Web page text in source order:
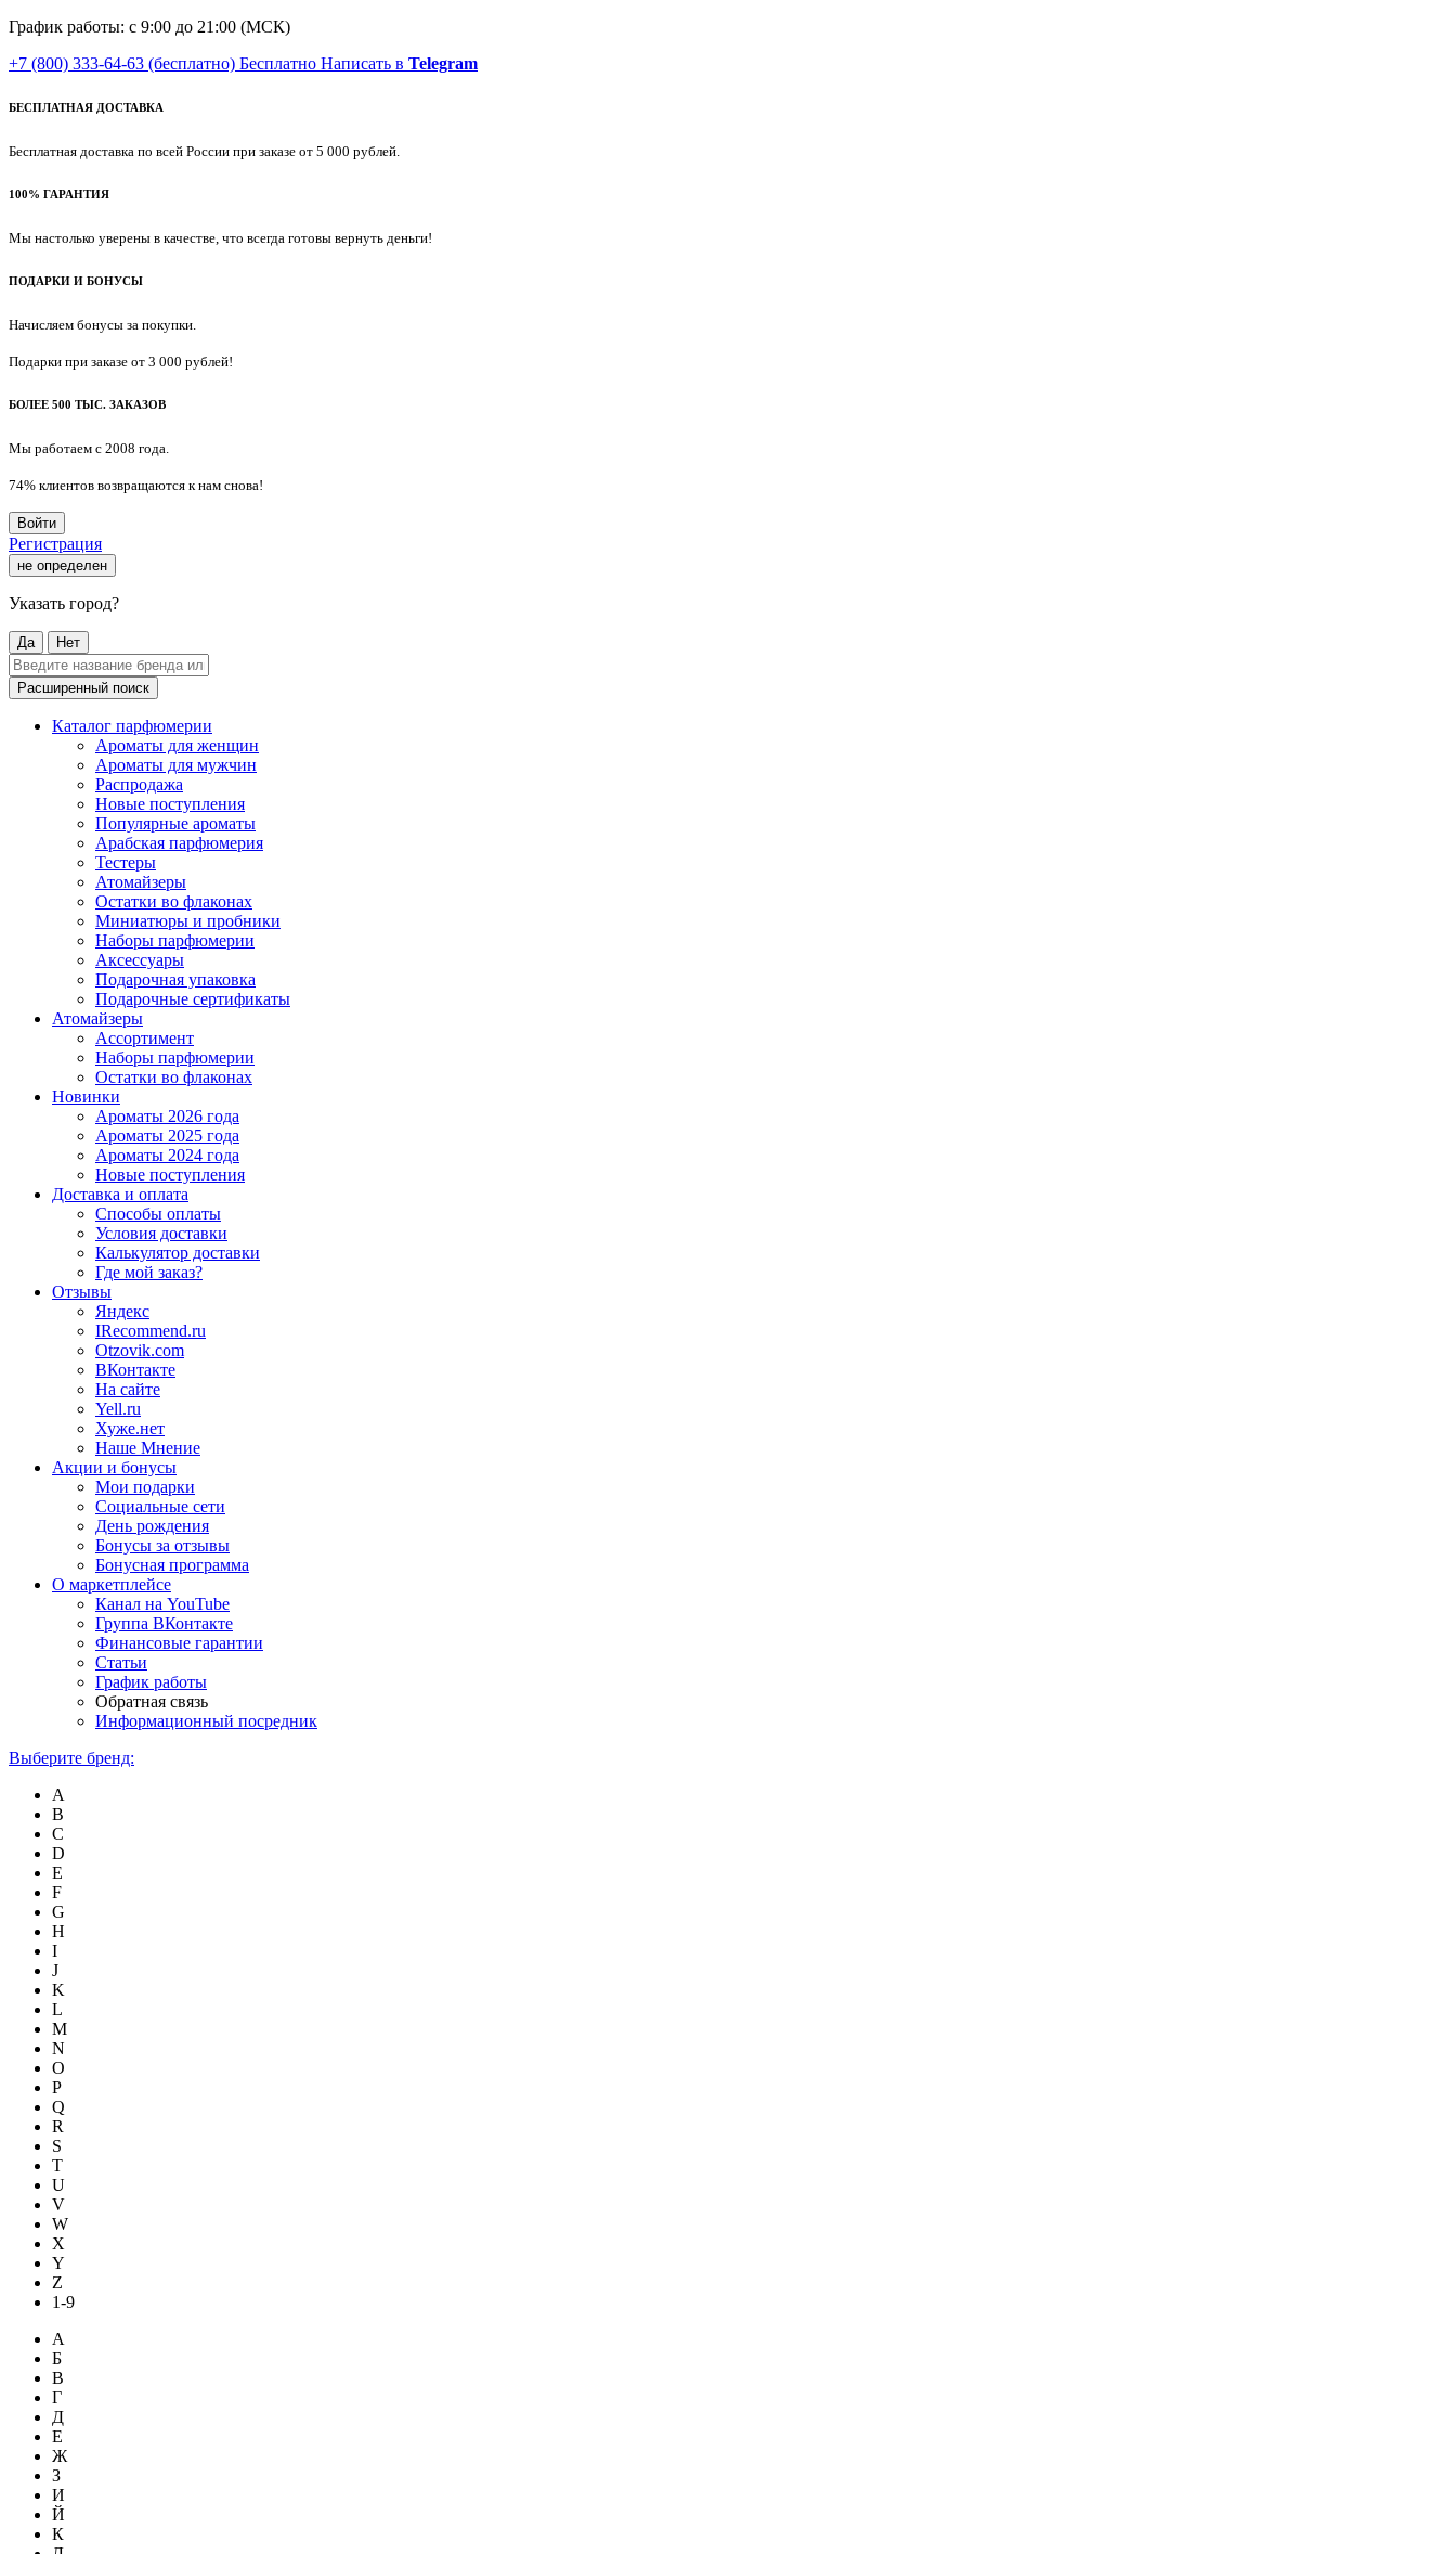
График работы: с 9:00 до 21:00 (МСК)
+7 (800) 333-64-63 (бесплатно) Бесплатно Написать в Telegram
БЕСПЛАТНАЯ ДОСТАВКА
Бесплатная доставка по всей России при заказе от 5 000 рублей.
100% ГАРАНТИЯ
Мы настолько уверены в качестве, что всегда готовы вернуть деньги!
ПОДАРКИ И БОНУСЫ
Начисляем бонусы за покупки.
Подарки при заказе от 3 000 рублей!
БОЛЕЕ 500 ТЫС. ЗАКАЗОВ
Мы работаем с 2008 года.
74% клиентов возвращаются к нам снова!
Войти
Регистрация
не определен
Указать город?
Да Нет
Расширенный поиск
Каталог парфюмерии
Ароматы для женщин
Ароматы для мужчин
Распродажа
Новые поступления
Популярные ароматы
Арабская парфюмерия
Тестеры
Атомайзеры
Остатки во флаконах
Миниатюры и пробники
Наборы парфюмерии
Аксессуары
Подарочная упаковка
Подарочные сертификаты
Атомайзеры
Ассортимент
Наборы парфюмерии
Остатки во флаконах
Новинки
Ароматы 2026 года
Ароматы 2025 года
Ароматы 2024 года
Новые поступления
Доставка и оплата
Способы оплаты
Условия доставки
Калькулятор доставки
Где мой заказ?
Отзывы
Яндекс
IRecommend.ru
Otzovik.com
ВКонтакте
На сайте
Yell.ru
Хуже.нет
Наше Мнение
Акции и бонусы
Мои подарки
Социальные сети
День рождения
Бонусы за отзывы
Бонусная программа
О маркетплейсе
Канал на YouTube
Группа ВКонтакте
Финансовые гарантии
Статьи
График работы
Обратная связь
Информационный посредник
Выберите бренд:
A
B
C
D
E
F
G
H
I
J
K
L
M
N
O
P
Q
R
S
T
U
V
W
X
Y
Z
1-9
А
Б
В
Г
Д
Е
Ж
З
И
Й
К